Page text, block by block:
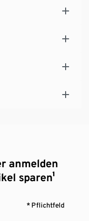
anmelden
sparen¹
* Pflichtfeld